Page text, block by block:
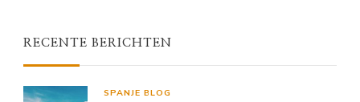
RECENTE BERICHTEN
SPANJE BLOG